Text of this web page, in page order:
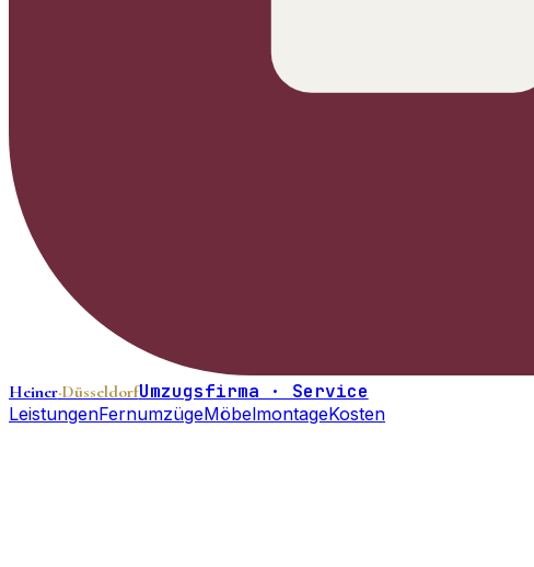
Heiner·DüsseldorfUmzugsfirma · Service
LeistungenFernumzügeMöbelmontageKosten